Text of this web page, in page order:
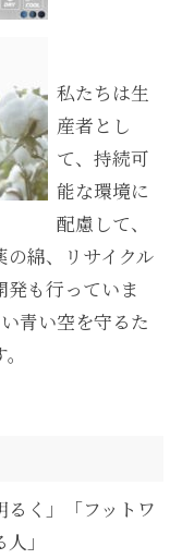
私たちは生
産者とし
て、持続可
能な環境に
配慮して、
綿、リサイクル
発も行っていま
青い空を守るた
く」「フットワ
」